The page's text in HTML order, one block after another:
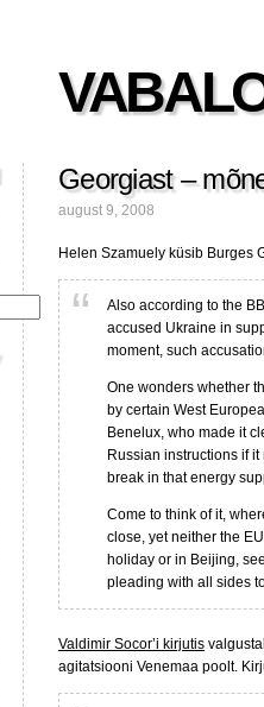
Georgiast –
august 9, 2008
Helen Szamuely küsib Burges
Also according to the
accused Ukraine in
moment, such
One wonders whether
by certain West
Benelux, who made it
Russian instructions if
break in that energy
Come to think of it,
close, yet neither the
holiday or in Beijing,
pleading with all sides
Valdimir Socor’i kirjutis
agitatsiooni Venemaa poolt.